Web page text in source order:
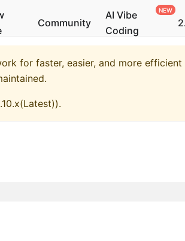
Community
AI Vibe
Coding
for faster, easier, and more efficient
).